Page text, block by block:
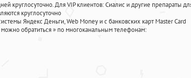
круглосуточно. Для VIP клиентов: Сиалис и другие препараты
круглосуточно
Яндекс Деньги, Web Money и с банковских карт Master Card
обратиться» по многоканальным телефонам: